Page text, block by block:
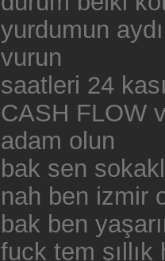
yurdumun
vurun
saatleri 24
CASH FLOW
adam olun
bak sen
nah ben izmir
bak ben
fuck tem